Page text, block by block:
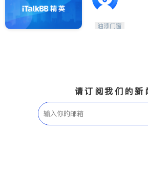
油漆门窗
请订阅我们的新